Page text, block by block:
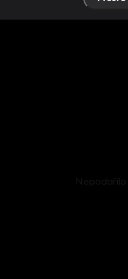
Nepodařilo